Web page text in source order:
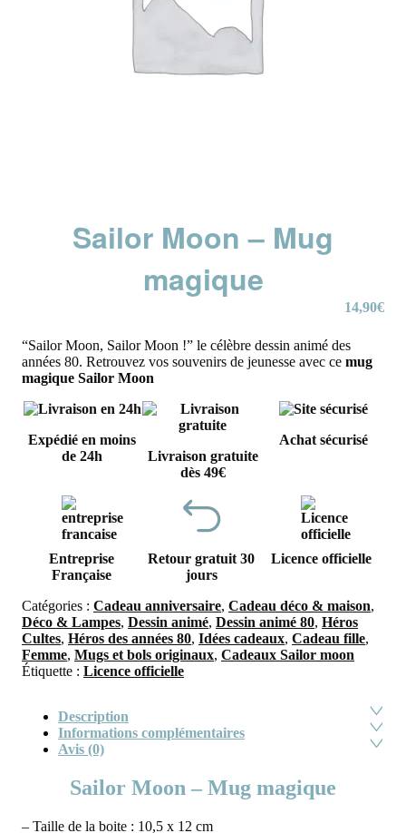
Sailor Moon – Mug
magique
14,90€
“Sailor Moon, Sailor Moon !” le célèbre dessin animé des
années 80. Retrouvez vos souvenirs de jeunesse avec ce mug
magique Sailor Moon
Expédié en moins
de 24h
Livraison gratuite
dès 49€
Achat sécurisé
Entreprise
Française
Retour gratuit 30
jours
Licence officielle
Catégories : Cadeau anniversaire, Cadeau déco & maison,
Déco & Lampes, Dessin animé, Dessin animé 80, Héros
Cultes, Héros des années 80, Idées cadeaux, Cadeau fille,
Femme, Mugs et bols originaux, Cadeaux Sailor moon
Étiquette : Licence officielle
Description
Informations complémentaires
Avis (0)
Sailor Moon – Mug magique
– Taille de la boite : 10,5 x 12 cm